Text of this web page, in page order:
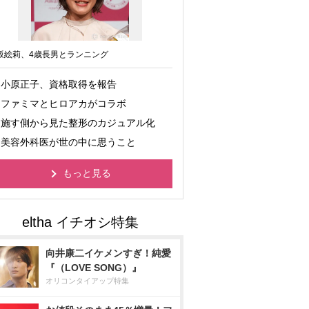
絵莉、4歳長男とランニング
小原正子、資格取得を報告
ファミマとヒロアカがコラボ
施す側から見た整形のカジュアル化
美容外科医が世の中に思うこと
もっと見る
向井康二イケメンすぎ！純愛
『（LOVE SONG）』
オリコンタイアップ特集